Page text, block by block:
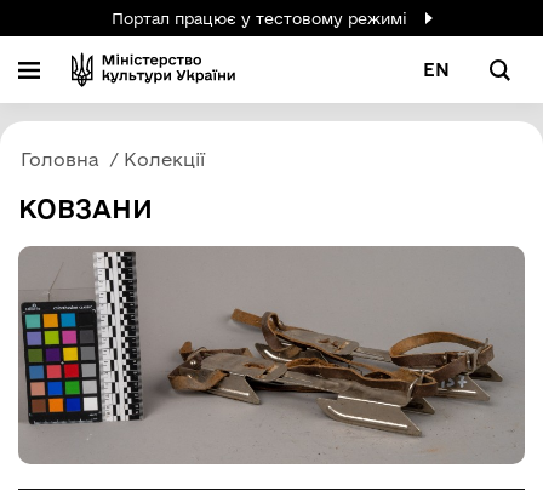
Портал працює у тестовому режимі
EN
Головна Колекції
КОВЗАНИ